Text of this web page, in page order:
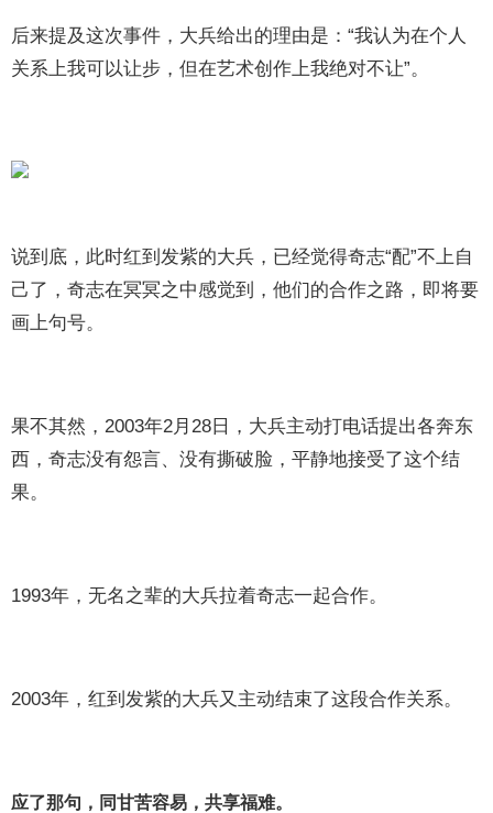
后来提及这次事件，大兵给出的理由是：“我认为在个人
关系上我可以让步，但在艺术创作上我绝对不让”。
说到底，此时红到发紫的大兵，已经觉得奇志“配”不上自
己了，奇志在冥冥之中感觉到，他们的合作之路，即将要
画上句号。
果不其然，2003年2月28日，大兵主动打电话提出各奔东
西，奇志没有怨言、没有撕破脸，平静地接受了这个结
果。
1993年，无名之辈的大兵拉着奇志一起合作。
2003年，红到发紫的大兵又主动结束了这段合作关系。
应了那句，同甘苦容易，共享福难。